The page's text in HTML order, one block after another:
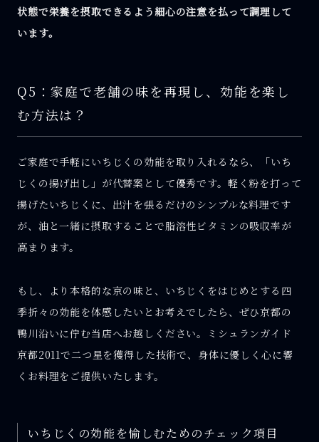
状態で栄養を摂取できるよう細心の注意を払って調理して
います。
Q5：家庭で老舗の味を再現し、効能を楽し
む方法は？
ご家庭で手軽にいちじくの効能を取り入れるなら、「いち
じくの揚げ出し」が代替案として優秀です。軽く粉を打って
揚げたいちじくに、出汁を張るだけのシンプルな料理です
が、油と一緒に摂取することで脂溶性ビタミンの吸収率が
高まります。
もし、より本格的な京の味と、いちじくをはじめとする四
季折々の効能を体感したいとお考えでしたら、ぜひ京都の
鴨川沿いに佇む当店へお越しください。ミシュランガイド
京都2011で二つ星を獲得した技術で、身体に優しく心に響
くお料理をご提供いたします。
いちじくの効能を愉しむためのチェック項目